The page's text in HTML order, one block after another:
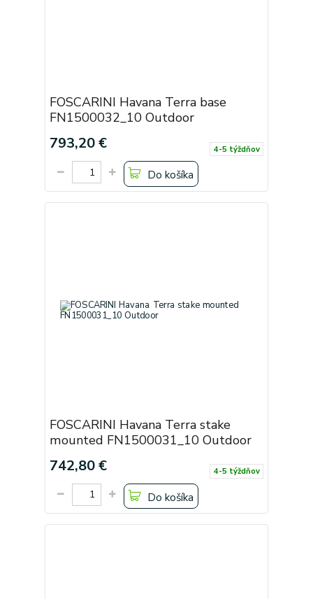
FOSCARINI Havana Terra base
FN1500032_10 Outdoor
793,20 € 4-5 týždňov
Do košíka
FOSCARINI Havana Terra stake
mounted FN1500031_10 Outdoor
742,80 € 4-5 týždňov
Do košíka